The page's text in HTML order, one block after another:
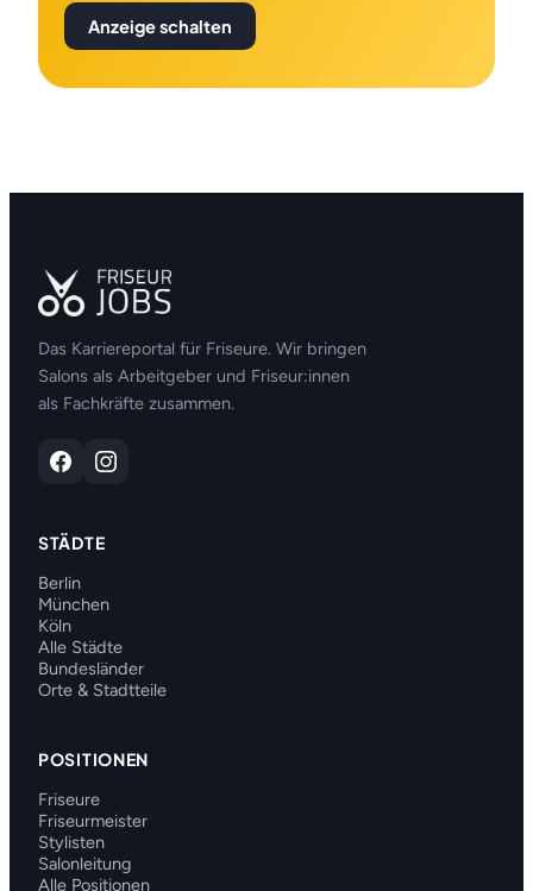
Anzeige schalten
Das Karriereportal für Friseure. Wir bringen
Salons als Arbeitgeber und Friseur:innen
als Fachkräfte zusammen.
STÄDTE
Berlin
München
Köln
Alle Städte
Bundesländer
Orte & Stadtteile
POSITIONEN
Friseure
Friseurmeister
Stylisten
Salonleitung
Alle Positionen